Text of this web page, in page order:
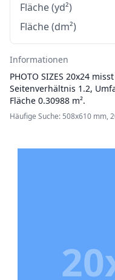
Fläche (yd²)
Fläche (dm²)
Informationen
PHOTO SIZES 20x24
Seitenverhältnis 1.2,
Fläche 0.30988 m².
Häufige Suche: 508x610 mm,